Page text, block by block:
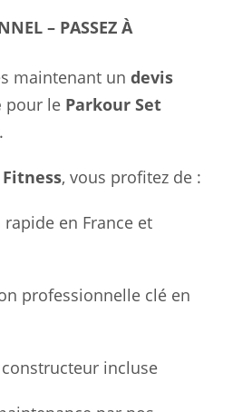
– PASSEZ À
maintenant un devis
pour le Parkour Set
.
, vous profitez de :
rapide en France et
professionnelle clé en
incluse